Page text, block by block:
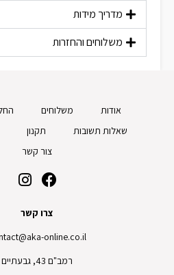
מדריך מידות
משלוחים והחזרות
אודות משלוחים
שאלות תשובות
תקנון
צור קשר
צרו קשר
online.co.il
רמב"ם 43, גבעתיים